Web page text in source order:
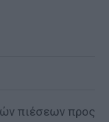
πιέσεων προς